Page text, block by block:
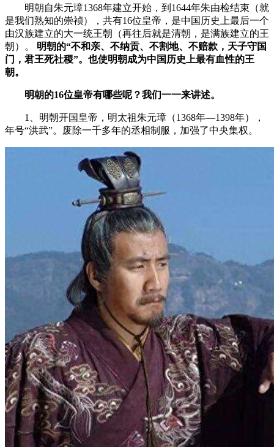
明朝自朱元璋1368年建立开始，到1644年朱由检结束（就
是我们熟知的崇祯），共有16位皇帝，是中国历史上最后一个
由汉族建立的大一统王朝（再往后就是清朝，是满族建立的王
朝）。 明朝的“不和亲、不纳贡、不割地、不赔款，天子守国
门，君王死社稷”。也使明朝成为中国历史上最有血性的王
朝。
明朝的16位皇帝有哪些呢？我们一一来讲述。
1、明朝开国皇帝，明太祖朱元璋（1368年—1398年），
年号“洪武”。废除一千多年的丞相制服，加强了中央集权。